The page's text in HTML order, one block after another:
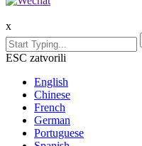
x
ESC zatvorili
English
Chinese
French
German
Portuguese